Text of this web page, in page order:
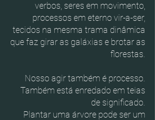
verbos, seres em movimento,
processos em eterno vir-a-ser,
tecidos na mesma trama dinâmica
que faz girar as galáxias e brotar as
florestas.
Nosso agir também é processo.
Também está enredado em teias
de significado.
Plantar uma árvore pode ser um